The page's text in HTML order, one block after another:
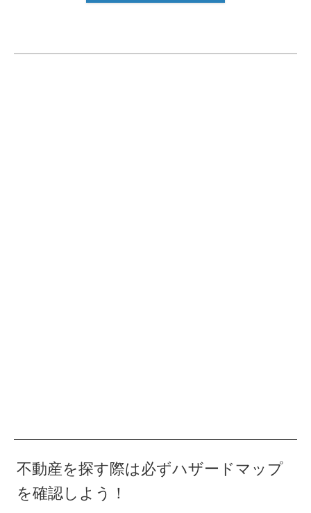
不動産を探す際は必ずハザードマップ
を確認しよう！